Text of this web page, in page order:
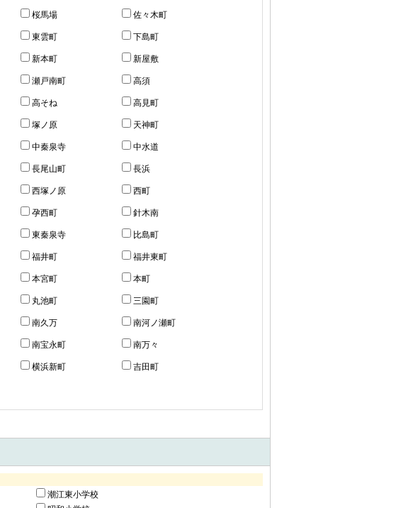
桜馬場 佐々木町
東雲町 下島町
新本町 新屋敷
瀬戸南町 高須
高そね 高見町
塚ノ原 天神町
中秦泉寺 中水道
長尾山町 長浜
西塚ノ原 西町
孕西町 針木南
東秦泉寺 比島町
福井町 福井東町
本宮町 本町
丸池町 三園町
南久万 南河ノ瀬町
南宝永町 南万々
横浜新町 吉田町
潮江東小学校